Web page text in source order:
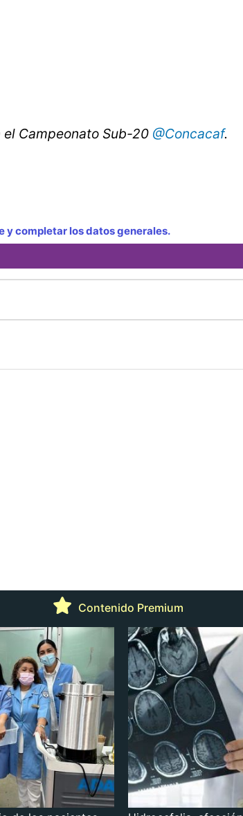
Campeonato Sub-20 @Concacaf.
y completar los datos generales.
Contenido Premium